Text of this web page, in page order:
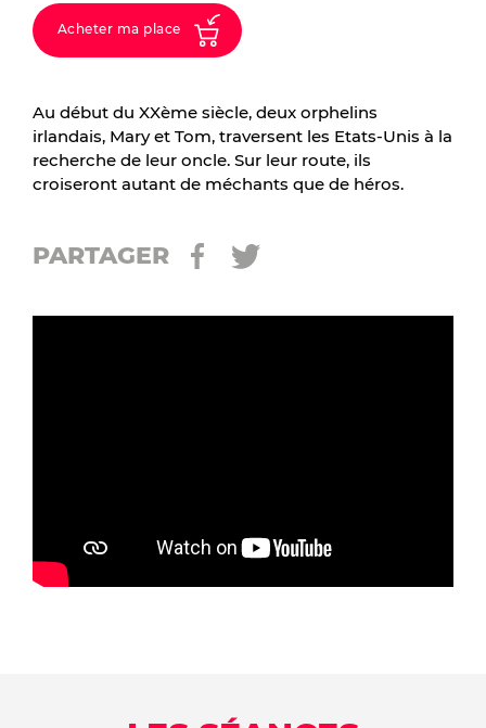
Acheter ma place
Au début du XXème siècle, deux orphelins
irlandais, Mary et Tom, traversent les Etats-Unis à la
recherche de leur oncle. Sur leur route, ils
croiseront autant de méchants que de héros.
PARTAGER